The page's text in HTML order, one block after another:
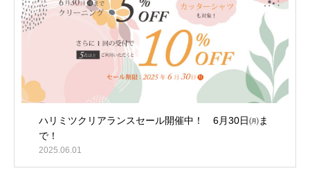
ハリミツクリアランスセール開催中！ 6月30日㈪ま
で！
2025.06.01